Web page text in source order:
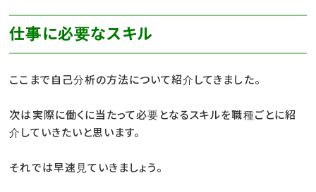
仕事に必要なスキル
ここまで自己分析の方法について紹介してきました。
次は実際に働くに当たって必要となるスキルを職種ごとに紹
介していきたいと思います。
それでは早速見ていきましょう。